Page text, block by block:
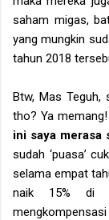
saham migas,
yang mungkin
tahun 2018
Btw, Mas Teguh,
tho? Ya
ini saya merasa
sudah ‘puasa’
selama empat
naik 15% di